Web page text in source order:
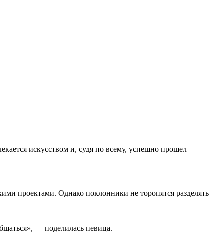
искусством и, судя по всему, успешно прошел
проектами. Однако поклонники не торопятся разделять
— поделилась певица.